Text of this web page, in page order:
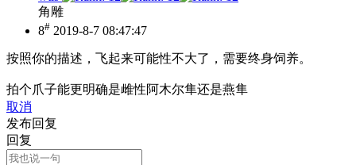
角雕
8# 2019-8-7 08:47:47
按照你的描述，飞起来可能性不大了，需要终身饲养。
拍个爪子能更明确是雌性阿木尔隼还是燕隼
取消
发布回复
回复